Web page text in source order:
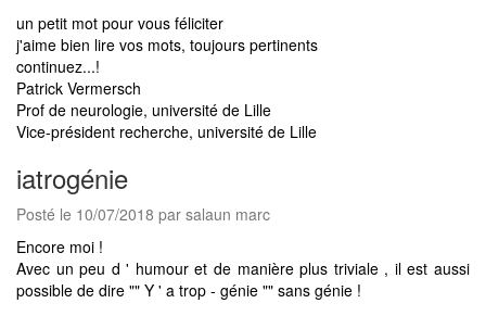
un petit mot pour vous féliciter
j'aime bien lire vos mots, toujours pertinents
continuez...!
Patrick Vermersch
Prof de neurologie, université de Lille
Vice-président recherche, université de Lille
iatrogénie
Posté le 10/07/2018 par salaun marc
Encore moi !
Avec un peu d ' humour et de manière plus triviale , il est aussi
possible de dire "" Y ' a trop - génie "" sans génie !